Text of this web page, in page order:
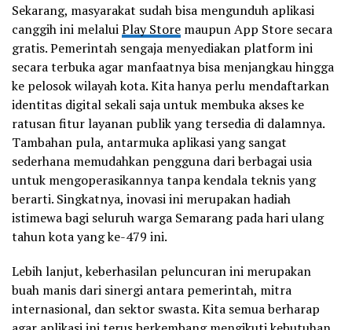
Sekarang, masyarakat sudah bisa mengunduh aplikasi
canggih ini melaluiPlay Store maupun App Store secara
gratis. Pemerintah sengaja menyediakan platform ini
secara terbuka agar manfaatnya bisa menjangkau hingga
ke pelosok wilayah kota. Kita hanya perlu mendaftarkan
identitas digital sekali saja untuk membuka akses ke
ratusan fitur layanan publik yang tersedia di dalamnya.
Tambahan pula, antarmuka aplikasi yang sangat
sederhana memudahkan pengguna dari berbagai usia
untuk mengoperasikannya tanpa kendala teknis yang
berarti. Singkatnya, inovasi ini merupakan hadiah
istimewa bagi seluruh warga Semarang pada hari ulang
tahun kota yang ke-479 ini.
Lebih lanjut, keberhasilan peluncuran ini merupakan
buah manis dari sinergi antara pemerintah, mitra
internasional, dan sektor swasta. Kita semua berharap